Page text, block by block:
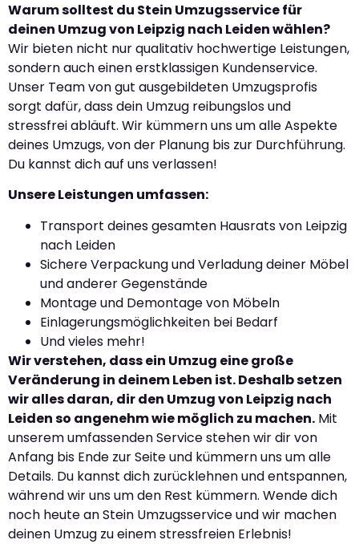
Warum solltest du Stein Umzugsservice für
deinen Umzug von Leipzig nach Leiden wählen?
Wir bieten nicht nur qualitativ hochwertige Leistungen,
sondern auch einen erstklassigen Kundenservice.
Unser Team von gut ausgebildeten Umzugsprofis
sorgt dafür, dass dein Umzug reibungslos und
stressfrei abläuft. Wir kümmern uns um alle Aspekte
deines Umzugs, von der Planung bis zur Durchführung.
Du kannst dich auf uns verlassen!
Unsere Leistungen umfassen:
Transport deines gesamten Hausrats von Leipzig
nach Leiden
Sichere Verpackung und Verladung deiner Möbel
und anderer Gegenstände
Montage und Demontage von Möbeln
Einlagerungsmöglichkeiten bei Bedarf
Und vieles mehr!
Wir verstehen, dass ein Umzug eine große
Veränderung in deinem Leben ist. Deshalb setzen
wir alles daran, dir den Umzug von Leipzig nach
Leiden so angenehm wie möglich zu machen. Mit
unserem umfassenden Service stehen wir dir von
Anfang bis Ende zur Seite und kümmern uns um alle
Details. Du kannst dich zurücklehnen und entspannen,
während wir uns um den Rest kümmern. Wende dich
noch heute an Stein Umzugsservice und wir machen
deinen Umzug zu einem stressfreien Erlebnis!